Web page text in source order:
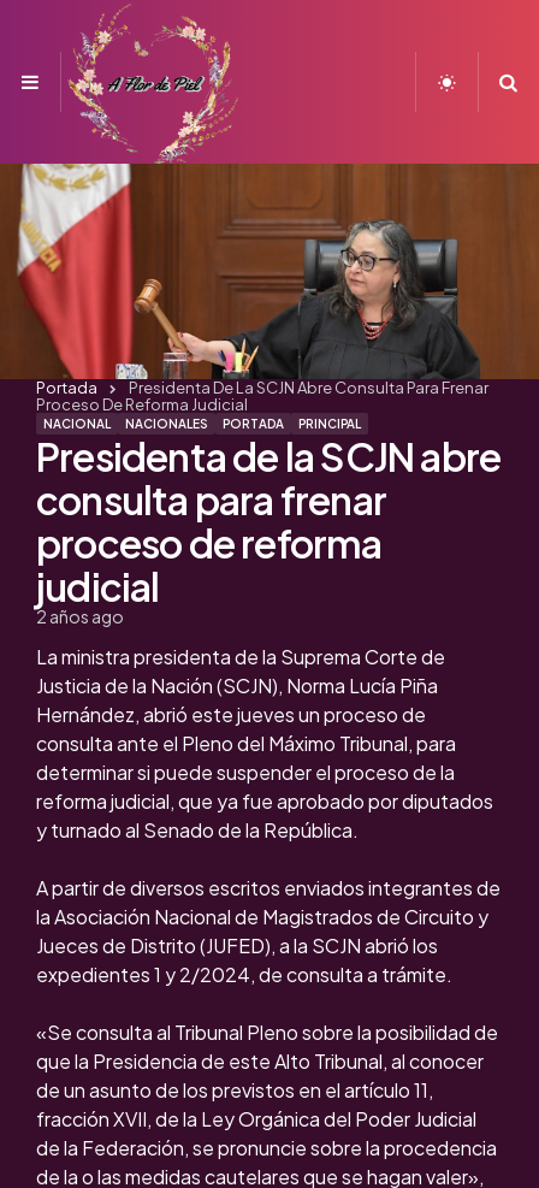
Menu
NACIONAL NACIONALES PORTADA PRINCIPAL
Presidenta de la SCJN abre
consulta para frenar
proceso de reforma
judicial
2 años ago
Portada
Presidenta De La SCJN Abre Consulta Para Frenar
Proceso De Reforma Judicial
La ministra presidenta de la Suprema Corte de
Justicia de la Nación (SCJN), Norma Lucía Piña
Hernández, abrió este jueves un proceso de
consulta ante el Pleno del Máximo Tribunal, para
determinar si puede suspender el proceso de la
reforma judicial, que ya fue aprobado por diputados
y turnado al Senado de la República.
A partir de diversos escritos enviados integrantes de
la Asociación Nacional de Magistrados de Circuito y
Jueces de Distrito (JUFED), a la SCJN abrió los
expedientes 1 y 2/2024, de consulta a trámite.
«Se consulta al Tribunal Pleno sobre la posibilidad de
que la Presidencia de este Alto Tribunal, al conocer
de un asunto de los previstos en el artículo 11,
fracción XVII, de la Ley Orgánica del Poder Judicial
de la Federación, se pronuncie sobre la procedencia
de la o las medidas cautelares que se hagan valer»,